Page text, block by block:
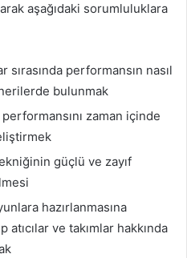
aşağıdaki sorumluluklara
performansın nasıl
bulunmak
zaman içinde
güçlü ve zayıf
hazırlanmasına
atıcılar ve takımlar hakkında